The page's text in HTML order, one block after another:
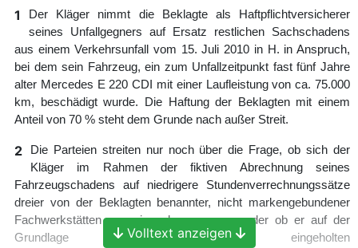
1
Der Kläger nimmt die Beklagte als Haftpflichtversicherer
seines Unfallgegners auf Ersatz restlichen Sachschadens
aus einem Verkehrsunfall vom 15. Juli 2010 in H. in Anspruch,
bei dem sein Fahrzeug, ein zum Unfallzeitpunkt fast fünf Jahre
alter Mercedes E 220 CDI mit einer Laufleistung von ca. 75.000
km, beschädigt wurde. Die Haftung der Beklagten mit einem
Anteil von 70 % steht dem Grunde nach außer Streit.
2
Die Parteien streiten nur noch über die Frage, ob sich der
Kläger im Rahmen der fiktiven Abrechnung seines
Fahrzeugschadens auf niedrigere Stundenverrechnungssätze
dreier von der Beklagten benannter, nicht markengebundener
Fachwerkstätten verweisen lassen muss oder ob er auf der
Grundlage des von ihm eingeholten
Volltext anzeigen